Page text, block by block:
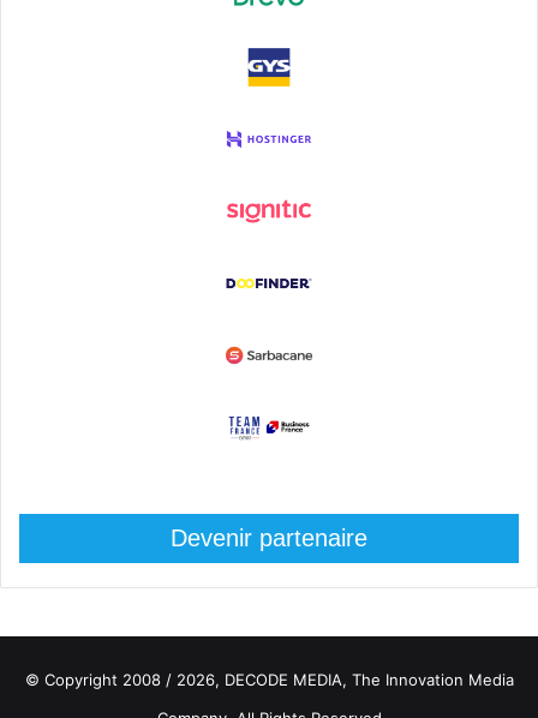
Devenir partenaire
© Copyright 2008 / 2026, DECODE MEDIA, The Innovation Media